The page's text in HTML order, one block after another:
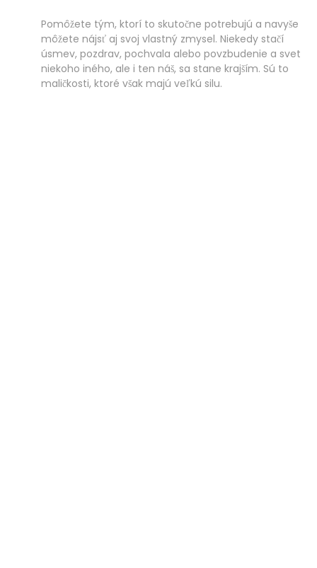
Pomôžete tým, ktorí to skutočne potrebujú a navyše
môžete nájsť aj svoj vlastný zmysel. Niekedy stačí
úsmev, pozdrav, pochvala alebo povzbudenie a svet
niekoho iného, ale i ten náš, sa stane krajším. Sú to
maličkosti, ktoré však majú veľkú silu.